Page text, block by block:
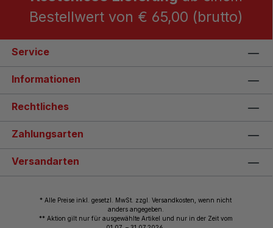
Bestellwert von € 65,00 (brutto)
Service
Informationen
Rechtliches
Zahlungsarten
Versandarten
* Alle Preise inkl. gesetzl. MwSt. zzgl. Versandkosten, wenn nicht
anders angegeben.
** Aktion gilt nur für ausgewählte Artikel und nur in der Zeit vom